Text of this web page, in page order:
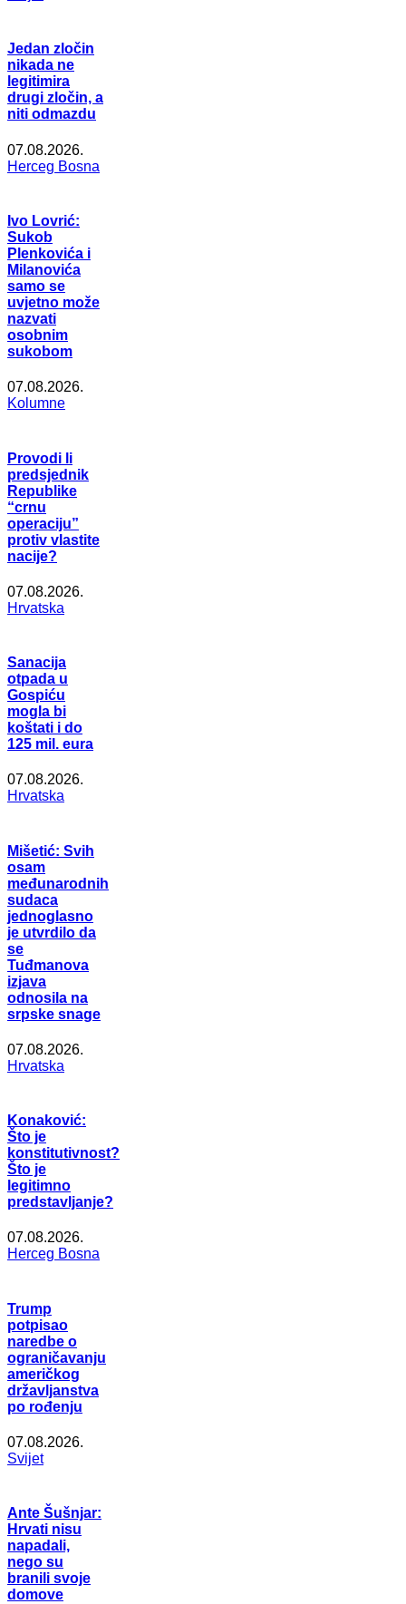
Jedan zločin
nikada ne
legitimira
drugi zločin, a
niti odmazdu
07.08.2026.
Herceg Bosna
Ivo Lovrić:
Sukob
Plenkovića i
Milanovića
samo se
uvjetno može
nazvati
osobnim
sukobom
07.08.2026.
Kolumne
Provodi li
predsjednik
Republike
“crnu
operaciju”
protiv vlastite
nacije?
07.08.2026.
Hrvatska
Sanacija
otpada u
Gospiću
mogla bi
koštati i do
125 mil. eura
07.08.2026.
Hrvatska
Mišetić: Svih
osam
međunarodnih
sudaca
jednoglasno
je utvrdilo da
se
Tuđmanova
izjava
odnosila na
srpske snage
07.08.2026.
Hrvatska
Konaković:
Što je
konstitutivnost?
Što je
legitimno
predstavljanje?
07.08.2026.
Herceg Bosna
Trump
potpisao
naredbe o
ograničavanju
američkog
državljanstva
po rođenju
07.08.2026.
Svijet
Ante Šušnjar:
Hrvati nisu
napadali,
nego su
branili svoje
domove